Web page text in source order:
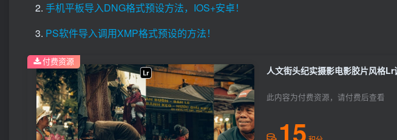
手机平板导入DNG格式预设方法，IOS+安卓！
PS软件导入调用XMP格式预设的方法！
此内容为付费资源，请付费后查看
15
付费资源